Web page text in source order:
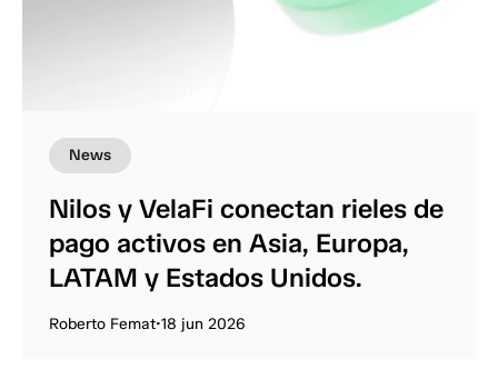
News
Nilos y VelaFi conectan rieles de
pago activos en Asia, Europa,
LATAM y Estados Unidos.
Roberto Femat•18 jun 2026